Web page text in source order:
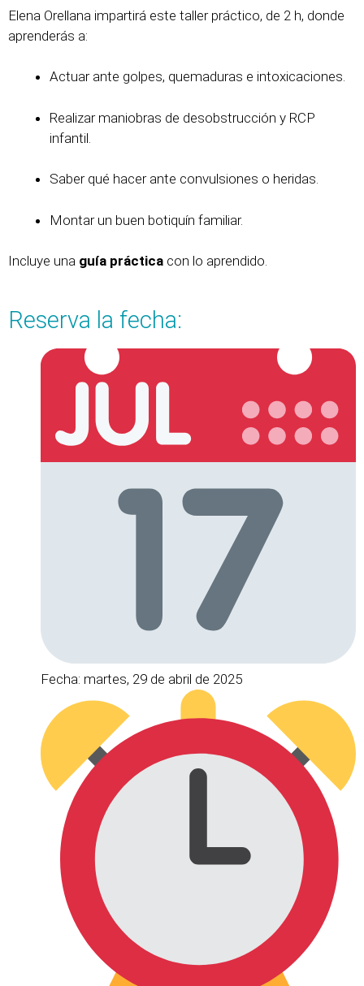
Elena Orellana impartirá este taller práctico, de 2 h, donde
aprenderás a:
Actuar ante golpes, quemaduras e intoxicaciones.
Realizar maniobras de desobstrucción y RCP
infantil.
Saber qué hacer ante convulsiones o heridas.
Montar un buen botiquín familiar.
Incluye una guía práctica con lo aprendido.
Reserva la fecha:
Fecha: martes, 29 de abril de 2025